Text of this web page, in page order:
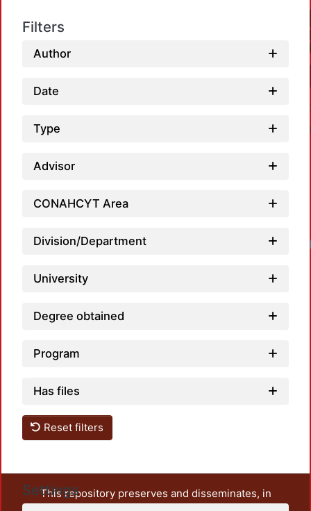
Filters
Author
Date
Type
Advisor
CONAHCYT Area
Division/Department
University
Degree obtained
Program
Has files
Reset filters
Settings
This repository preserves and disseminates, in